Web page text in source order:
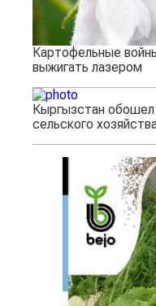
Картофельные
выжигать лазером
Кыргызстан
сельского